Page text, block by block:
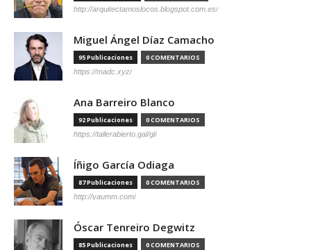
http://arquitectamoslocos.blogspot.com.es/
Miguel Ángel Díaz Camacho
95 Publicaciones 0 COMENTARIOS
https://madc.xyz/
Ana Barreiro Blanco
92 Publicaciones 0 COMENTARIOS
https://tallerabierto.gal/gl/
Íñigo García Odiaga
87 Publicaciones 0 COMENTARIOS
http://vaumm.com/
Óscar Tenreiro Degwitz
85 Publicaciones 0 COMENTARIOS